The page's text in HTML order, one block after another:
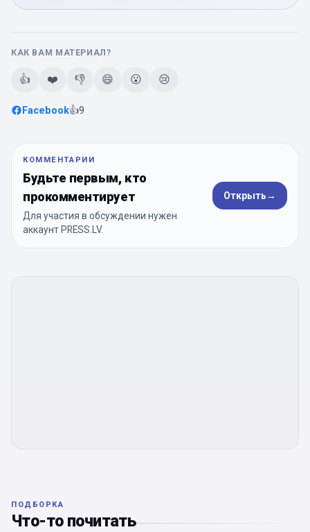
КАК ВАМ МАТЕРИАЛ?
👍 ❤️ 👎 😄 😮 😢
Facebook👍9
КОММЕНТАРИИ
Будьте первым, кто
прокомментирует
Для участия в обсуждении нужен
аккаунт PRESS.LV.
Открыть→
ПОДБОРКА
Что-то почитать